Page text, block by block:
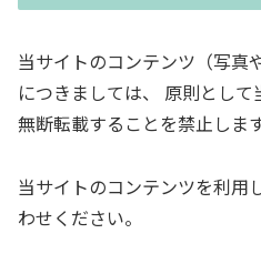
当サイトのコンテンツ（写真
につきましては、 原則として
無断転載することを禁止します
当サイトのコンテンツを利用
わせください。